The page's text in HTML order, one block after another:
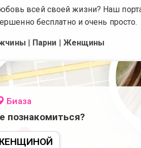
всей своей жизни? Наш
бесплатно и очень просто.
| Парни | Женщины
Биаза
познакомиться?